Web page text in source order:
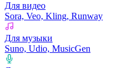
Для видео
Sora, Veo, Kling, Runway
Для музыки
Suno, Udio, MusicGen